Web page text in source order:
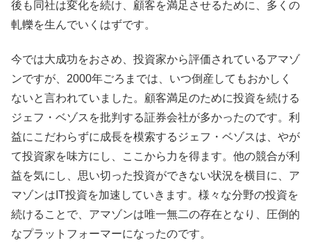
後も同社は変化を続け、顧客を満足させるために、多くの
軋轢を生んでいくはずです。
今では大成功をおさめ、投資家から評価されているアマゾ
ンですが、2000年ごろまでは、いつ倒産してもおかしく
ないと言われていました。顧客満足のために投資を続ける
ジェフ・ベゾスを批判する証券会社が多かったのです。利
益にこだわらずに成長を模索するジェフ・ベゾスは、やが
て投資家を味方にし、ここから力を得ます。他の競合が利
益を気にし、思い切った投資ができない状況を横目に、ア
マゾンはIT投資を加速していきます。様々な分野の投資を
続けることで、アマゾンは唯一無二の存在となり、圧倒的
なプラットフォーマーになったのです。